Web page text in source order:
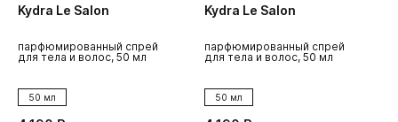
Kydra Le Salon
парфюмированный спрей
для тела и волос, 50 мл
50 мл
Kydra Le Salon
парфюмированный спрей
для тела и волос, 50 мл
50 мл